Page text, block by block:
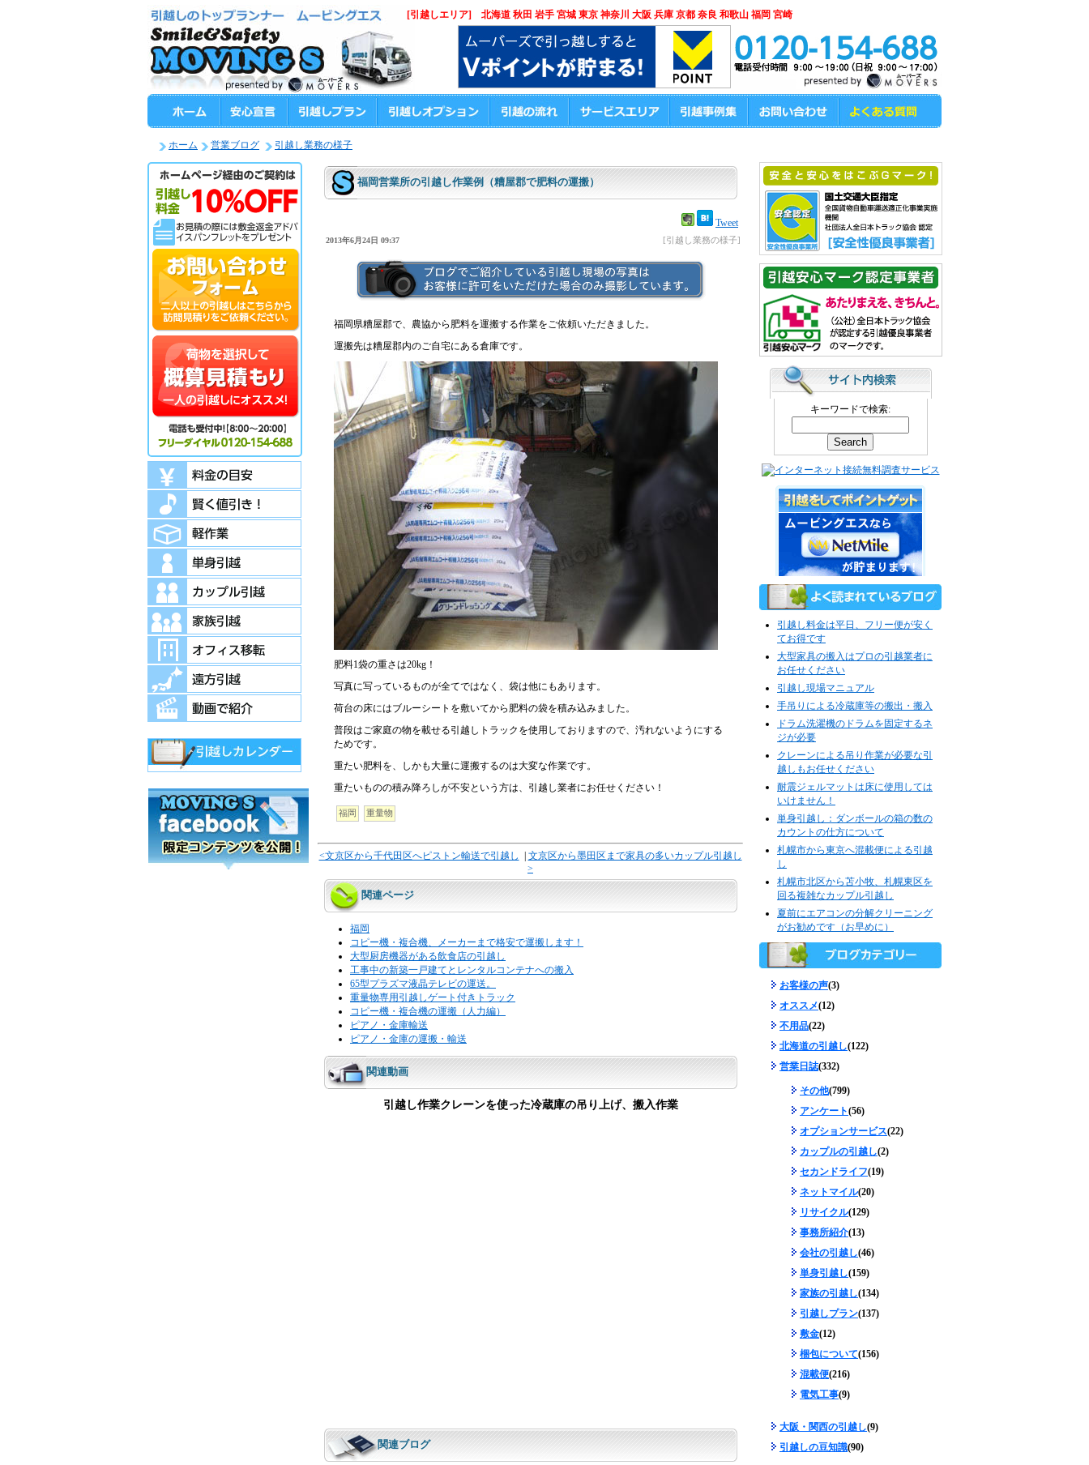
ホーム 営業ブログ 引越し業務の様子
福岡営業所の引越し作業例（糟屋郡で肥料の運搬）
Tweet
[引越し業務の様子]
2013年6月24日 09:37
福岡県糟屋郡で、農協から肥料を運搬する作業をご依頼いただきました。
運搬先は糟屋郡内のご自宅にある倉庫です。
肥料1袋の重さは20kg！
写真に写っているものが全てではなく、袋は他にもあります。
荷台の床にはブルーシートを敷いてから肥料の袋を積み込みました。
普段はご家庭の物を載せる引越しトラックを使用しておりますので、汚れないようにする
ためです。
重たい肥料を、しかも大量に運搬するのは大変な作業です。
重たいものの積み降ろしが不安という方は、引越し業者にお任せください！
福岡 重量物
<文京区から千代田区へピストン輸送で引越し
文京区から墨田区まで家具の多いカップル引越し
>
関連ページ
福岡
コピー機・複合機、メーカーまで格安で運搬します！
大型厨房機器がある飲食店の引越し
工事中の新築一戸建てとレンタルコンテナへの搬入
65型プラズマ液晶テレビの運送。
重量物専用引越しゲート付きトラック
コピー機・複合機の運搬（人力編）
ピアノ・金庫輸送
ピアノ・金庫の運搬・輸送
関連動画
引越し作業クレーンを使った冷蔵庫の吊り上げ、搬入作業
関連ブログ
キーワードで検索:
引越し料金は平日、フリー便が安く
てお得です
大型家具の搬入はプロの引越業者に
お任せください
引越し現場マニュアル
手吊りによる冷蔵庫等の搬出・搬入
ドラム洗濯機のドラムを固定するネ
ジが必要
クレーンによる吊り作業が必要な引
越しもお任せください
耐震ジェルマットは床に使用しては
いけません！
単身引越し：ダンボールの箱の数の
カウントの仕方について
札幌市から東京へ混載便による引越
し
札幌市北区から苫小牧、札幌東区を
回る複雑なカップル引越し
夏前にエアコンの分解クリーニング
がお勧めです（お早めに）
お客様の声(3)
オススメ(12)
不用品(22)
北海道の引越し(122)
営業日誌(332)
その他(799)
アンケート(56)
オプションサービス(22)
カップルの引越し(2)
セカンドライフ(19)
ネットマイル(20)
リサイクル(129)
事務所紹介(13)
会社の引越し(46)
単身引越し(159)
家族の引越し(134)
引越しプラン(137)
敷金(12)
梱包について(156)
混載便(216)
電気工事(9)
大阪・関西の引越し(9)
引越しの豆知識(90)
[引越しエリア] 北海道 秋田 岩手 宮城 東京 神奈川 大阪 兵庫 京都 奈良 和歌山 福岡 宮崎